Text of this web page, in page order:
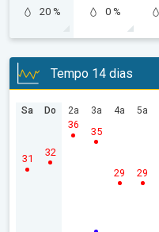
20 %
0 %
Tempo 14 dias
Sa
31
Do
32
2a
36
3a
35
4a
29
5a
29